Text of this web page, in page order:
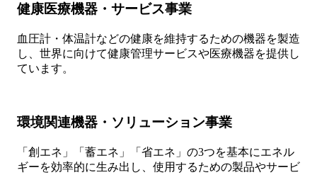
健康医療機器・サービス事業
血圧計・体温計などの健康を維持するための機器を製造
し、世界に向けて健康管理サービスや医療機器を提供し
ています。
環境関連機器・ソリューション事業
「創エネ」「蓄エネ」「省エネ」の3つを基本にエネル
ギーを効率的に生み出し、使用するための製品やサービ